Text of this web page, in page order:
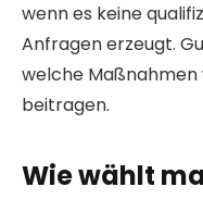
wenn es keine
Anfragen erzeugt.
welche
beitragen.
Wie wählt